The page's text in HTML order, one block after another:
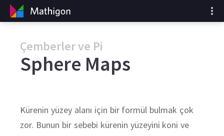
Çemberler ve Pi
Sphere Maps
Kürenin yüzey alanı için bir formül bulmak çok
zor. Bunun bir sebebi kürenin yüzeyini koni ve